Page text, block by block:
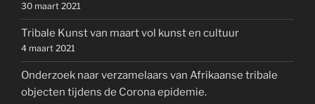
30 maart 2021
Tribale Kunst van maart vol kunst en cultuur
4 maart 2021
Onderzoek naar verzamelaars van Afrikaanse tribale
objecten tijdens de Corona epidemie.